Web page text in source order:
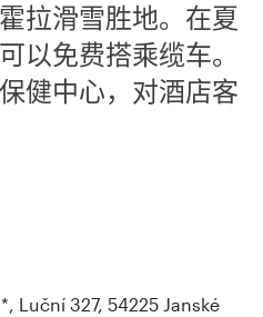
拉滑雪胜地。在夏
以免费搭乘缆车。
健中心，对酒店客
Luční 327, 54225 Janské